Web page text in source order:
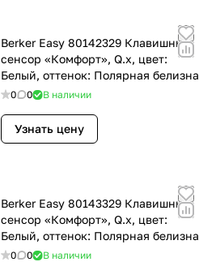
Berker Easy 80142329 Клавишный
сенсор «Комфорт», Q.x, цвет:
Белый, оттенок: Полярная белизна
0 0 В наличии
Узнать цену
Berker Easy 80143329 Клавишный
сенсор «Комфорт», Q.x, цвет:
Белый, оттенок: Полярная белизна
0 0 В наличии